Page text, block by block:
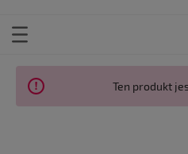
Ten produkt